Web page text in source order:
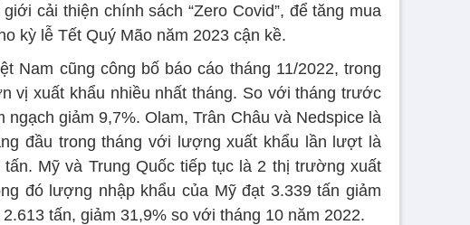
cải thiện chính sách “Zero Covid”, để tăng mua
kỳ lễ Tết Quý Mão năm 2023 cận kề.
Nam cũng công bố báo cáo tháng 11/2022, trong
vị xuất khẩu nhiều nhất tháng. So với tháng trước
giảm 9,7%. Olam, Trân Châu và Nedspice là
đầu trong tháng với lượng xuất khẩu lần lượt là
Mỹ và Trung Quốc tiếp tục là 2 thị trường xuất
đó lượng nhập khẩu của Mỹ đạt 3.339 tấn giảm
tấn, giảm 31,9% so với tháng 10 năm 2022.